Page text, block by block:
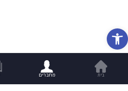
פתח סרגל נגישות
בית מחברים